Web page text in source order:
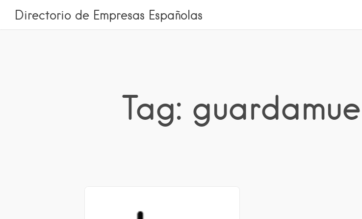
Directorio de Empresas Españolas
Tag: